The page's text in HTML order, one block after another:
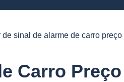
de Jornada Motorista
de Abastecimento de
de sinal de alarme de carro
Carro